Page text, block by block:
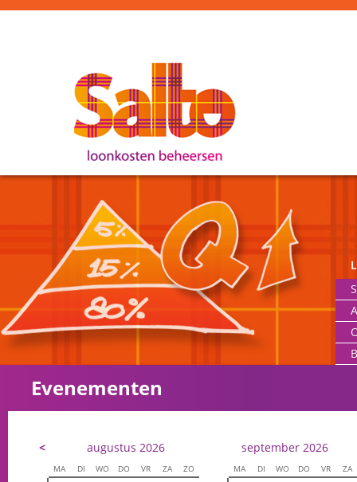
Evenementen
< augustus 2026
MA DI WO DO VR ZA
ZO
september 2026
MA DI WO DO VR
ZA